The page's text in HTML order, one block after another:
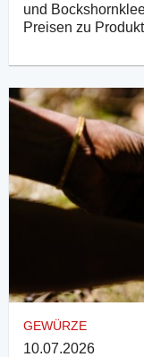
und
Preisen zu
GEWÜRZE
10.07.2026